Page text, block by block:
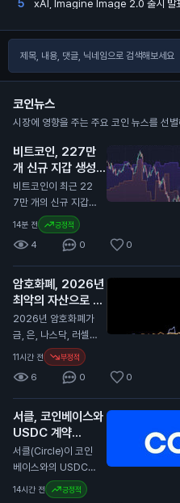
5 xAI, Imagine Image 2.0 출시 발
코인뉴스
시장에 영향을 주는 주요 코인 뉴스를 선
비트코인, 227만
개 신규 지갑 생성
기록
N
비트코인이 최근 22
7만 개의 신규 지갑과
751,000개의 활성
지갑을 기록했습니다.
이는 지난 1년 중 가장
높은 수치입니다. 이
번 증가의 주요 원인
은 Coldcard 지갑의
보안 문제로, 사용자
들이 자금을 이동하고
지갑을 새로 만드는
경향이 커졌습니다. S
antiment에 따르면,
Coldcard의 혼란은
사용자들에게 자산 관
리 방식을 재고하게
만들고 있습니다. 보
안 우려로 인해 많은
시키고 새로운 지갑을
14분 전 긍정적
4 0 0
암호화폐, 2026년
최악의 자산으로 평
가
N
2026년 암호화폐가
금, 은, 나스닥, 러셀 2
000과 비교해 최악
의 성과를 보였습니
다. 이 보고서는 암호
화폐가 다른 자산에
비해 큰 손실을 겪었
다고 전합니다. 특히,
경제 상황이 어려워지
면서 암호화폐의 투자
매력이 줄어들고 있습
니다. 전문가들은 암
11시간 전 부정적
6 0 0
서클, 코인베이스와
USDC 계약
2029년까지 연장
N
서클(Circle)이 코인
베이스와의 USDC
스테이블코인 계약을
2029년까지 연장했
14시간 전 긍정적